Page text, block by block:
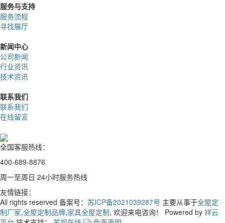
服务与支持
服务流程
寻找展厅
新闻中心
公司新闻
行业资讯
技术资讯
联系我们
联系我们
在线留言
全国客服热线：
400-689-8876
周一至周日 24小时服务热线
友情链接：
All rights reserved 备案号： 苏ICP备2021039287号 主要从事于全屋定
制厂家,全屋定制品牌,家具全屋定制, 欢迎来电咨询！ Powered by 祥云